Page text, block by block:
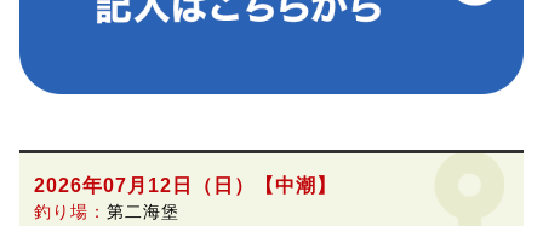
2026年07月12日（日） 【中潮】
釣り場： 第二海堡